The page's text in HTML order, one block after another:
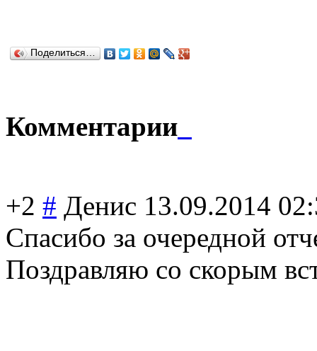
Поделиться…
Комментарии
+2 # Денис 13.09.2014
Спасибо за очередной
Поздравляю со скорым